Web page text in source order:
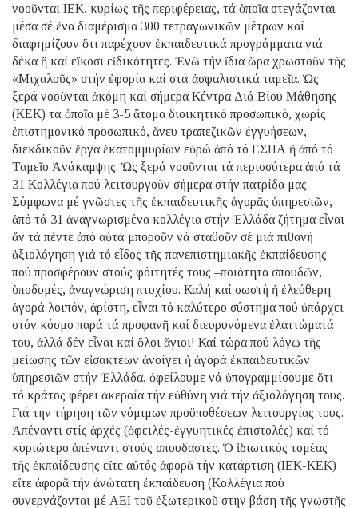
νοοῦνται ΙΕΚ, κυρίως τῆς περιφέρειας, τά ὁποῖα στεγάζονται
μέσα σέ ἕνα διαμέρισμα 300 τετραγωνικῶν μέτρων καί
διαφημίζουν ὅτι παρέχουν ἐκπαιδευτικά προγράμματα γιά
δέκα ἤ καί εἴκοσι εἰδικότητες. Ἐνῶ τήν ἴδια ὥρα χρωστοῦν τῆς
«Μιχαλοῦς» στήν ἐφορία καί στά ἀσφαλιστικά ταμεῖα. Ὡς
ξερά νοοῦνται ἀκόμη καί σήμερα Κέντρα Διά Βίου Μάθησης
(ΚΕΚ) τά ὁποῖα μέ 3-5 ἄτομα διοικητικό προσωπικό, χωρίς
ἐπιστημονικό προσωπικό, ἄνευ τραπεζικῶν ἐγγυήσεων,
διεκδικοῦν ἔργα ἑκατομμυρίων εὐρώ ἀπό τό ΕΣΠΑ ἤ ἀπό τό
Ταμεῖο Ἀνάκαμψης. Ὡς ξερά νοοῦνται τά περισσότερα ἀπό τά
31 Κολλέγια πού λειτουργοῦν σήμερα στήν πατρίδα μας.
Σύμφωνα μέ γνῶστες τῆς ἐκπαιδευτικῆς ἀγορᾶς ὑπηρεσιῶν,
ἀπό τά 31 ἀναγνωρισμένα κολλέγια στήν Ἑλλάδα ζήτημα εἶναι
ἄν τά πέντε ἀπό αὐτά μποροῦν νά σταθοῦν σέ μιά πιθανή
ἀξιολόγηση γιά τό εἶδος τῆς πανεπιστημιακῆς ἐκπαίδευσης
πού προσφέρουν στούς φόιτητές τους –ποιότητα σπουδῶν,
ὑποδομές, ἀναγνώριση πτυχίου. Καλή καί σωστή ἡ ἐλεύθερη
ἀγορά λοιπόν, ἀρίστη, εἶναι τό καλύτερο σύστημα πού ὑπάρχει
στόν κόσμο παρά τά προφανῆ καί διευρυνόμενα ἐλαττώματά
του, ἀλλά δέν εἶναι καί ὅλοι ἅγιοι! Καί τώρα πού λόγω τῆς
μείωσης τῶν εἰσακτέων ἀνοίγει ἡ ἀγορά ἐκπαιδευτικῶν
ὑπηρεσιῶν στήν Ἑλλάδα, ὀφείλουμε νά ὑπογραμμίσουμε ὅτι
τό κράτος φέρει ἀκεραία τήν εὐθύνη γιά τήν ἀξιολόγησή τους.
Γιά τήν τήρηση τῶν νόμιμων προϋποθέσεων λειτουργίας τους.
Ἀπέναντι στίς ἀρχές (ὀφειλές-ἐγγυητικές ἐπιστολές) καί τό
κυριώτερο ἀπέναντι στούς σπουδαστές. Ὁ ἰδιωτικός τομέας
τῆς ἐκπαίδευσης εἴτε αὐτός ἀφορᾶ τήν κατάρτιση (ΙΕΚ-ΚΕΚ)
εἴτε ἀφορᾶ τήν ἀνώτατη ἐκπαίδευση (Κολλέγια πού
συνεργάζονται μέ ΑΕΙ τοῦ ἐξωτερικοῦ στήν βάση τῆς γνωστῆς